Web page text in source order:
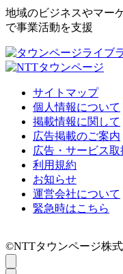
地域のビジネスやマー
で事業活動を支援
サイトマップ
個人情報について
掲載情報に関して
広告掲載のご案内
広告・サービス取
利用規約
お知らせ
運営会社について
緊急時はこちら
©NTTタウンページ株式